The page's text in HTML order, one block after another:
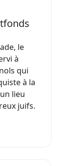
le
à
qui
à la
lieu
juifs.